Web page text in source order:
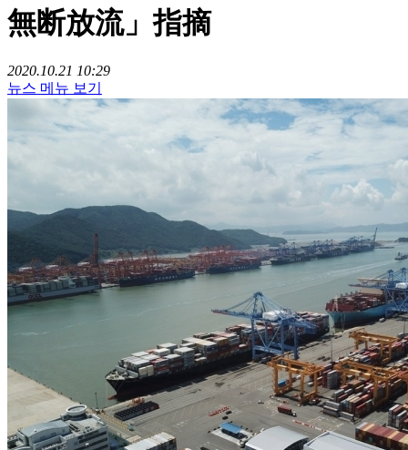
無断放流」指摘
2020.10.21 10:29
뉴스 메뉴 보기